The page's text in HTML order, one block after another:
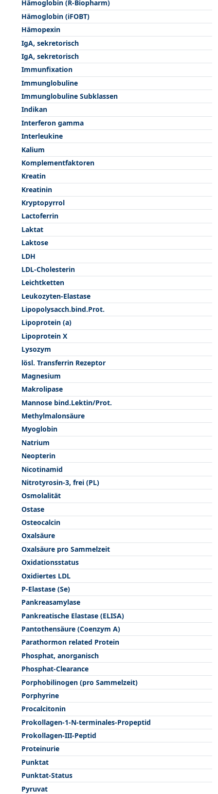
Hämoglobin (R-Biopharm)
Hämoglobin (iFOBT)
Hämopexin
IgA, sekretorisch
IgA, sekretorisch
Immunfixation
Immunglobuline
Immunglobuline Subklassen
Indikan
Interferon gamma
Interleukine
Kalium
Komplementfaktoren
Kreatin
Kreatinin
Kryptopyrrol
Lactoferrin
Laktat
Laktose
LDH
LDL-Cholesterin
Leichtketten
Leukozyten-Elastase
Lipopolysacch.bind.Prot.
Lipoprotein (a)
Lipoprotein X
Lysozym
lösl. Transferrin Rezeptor
Magnesium
Makrolipase
Mannose bind.Lektin/Prot.
Methylmalonsäure
Myoglobin
Natrium
Neopterin
Nicotinamid
Nitrotyrosin-3, frei (PL)
Osmolalität
Ostase
Osteocalcin
Oxalsäure
Oxalsäure pro Sammelzeit
Oxidationsstatus
Oxidiertes LDL
P-Elastase (Se)
Pankreasamylase
Pankreatische Elastase (ELISA)
Pantothensäure (Coenzym A)
Parathormon related Protein
Phosphat, anorganisch
Phosphat-Clearance
Porphobilinogen (pro Sammelzeit)
Porphyrine
Procalcitonin
Prokollagen-1-N-terminales-Propeptid
Prokollagen-III-Peptid
Proteinurie
Punktat
Punktat-Status
Pyruvat